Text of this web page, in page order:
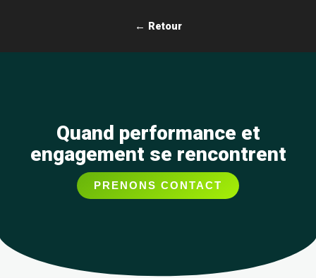
← Retour
Quand performance et
engagement se rencontrent
PRENONS CONTACT